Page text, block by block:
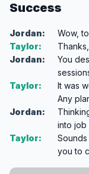
Success
Jordan:
Wow,
Taylor:
Jordan:
You
Taylor:
It was
Any
Jordan:
into job
Taylor:
Sounds
you to